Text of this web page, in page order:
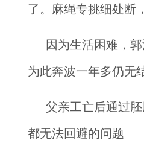
了。麻绳专挑细处断
因为生活困难，
为此奔波一年多仍无
父亲工亡后通过
都无法回避的问题